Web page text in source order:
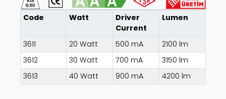
Code Watt
Driver
Current
Lumen
3611 20 Watt 500 mA
2100 lm
3612
30 Watt 700 mA
3150 lm
3613
40 Watt 900 mA 4200 lm